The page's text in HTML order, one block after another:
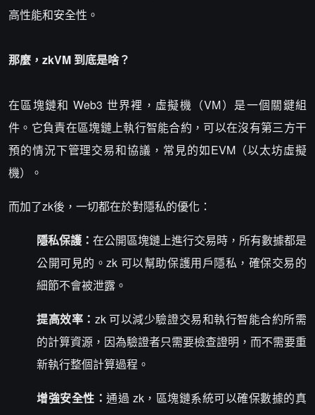
高性能和安全性。
那麼，zkVM 到底是啥？
在區塊鏈和 Web3 世界裡，虛擬機（VM）是一個關鍵組
件。它負責在區塊鏈上執行智能合約，可以在沒有第三方干
預的情況下管理交易和協議，常見的如EVM（以太坊虛擬
機）。
而加了zk後，一切都在於對隱私的優化：
隱私保護： 在公開區塊鏈上進行交易時，所有數據都是
公開可見的。zk 可以幫助保護用戶隱私，確保交易的
細節不會被泄露。
提高效率： zk 可以減少驗證交易和執行智能合約所需
的計算資源，因為驗證者只需要檢查證明，而不需要重
新執行整個計算過程。
增強安全性：通過 zk，區塊鏈系統可以確保數據的真